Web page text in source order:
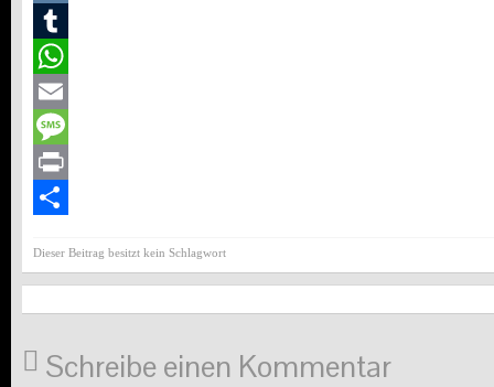
VK
Tumblr
WhatsApp
Email
Message
Print
Dieser Beitrag besitzt kein Schlagwort
Schreibe einen Kommentar